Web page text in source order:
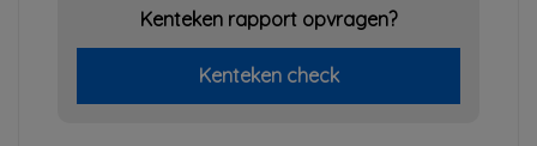
Kenteken rapport opvragen?
Kenteken check